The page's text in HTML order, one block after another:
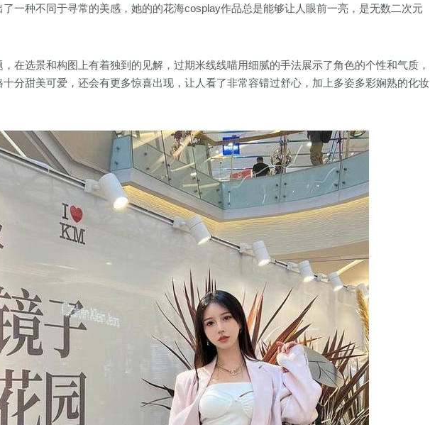
一种不同于寻常的美感，她的的花海cosplay作品总是能够让人眼前一亮，是无数二次元
在选景和构图上有着独到的见解，过期米线线喵用细腻的手法展示了角色的个性和气质，
分甜美可爱，还会有更多惊喜出现，让人看了非常容错过舒心，加上多姿多彩娴熟的化妆